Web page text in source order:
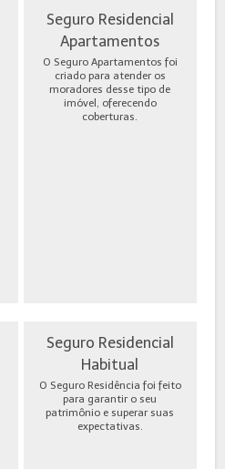
Seguro Residencial
Apartamentos
O Seguro Apartamentos foi
criado para atender os
moradores desse tipo de
imóvel, oferecendo
coberturas.
Seguro Residencial
Habitual
O Seguro Residência foi feito
para garantir o seu
patrimônio e superar suas
expectativas.